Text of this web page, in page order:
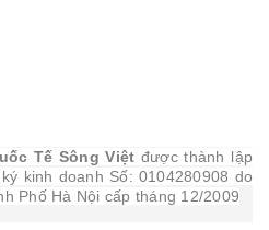
Tế Sông Việt được thành lập
kinh doanh Số: 0104280908 do
Phố Hà Nội cấp tháng 12/2009